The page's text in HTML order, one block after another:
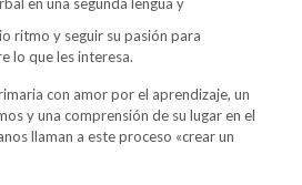
ritmo y seguir su pasión para
lo que les interesa.
con amor por el aprendizaje, un
y una comprensión de su lugar en el
llaman a este proceso «crear un